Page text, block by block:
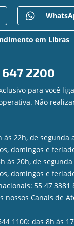
Riscos
em Libras
2200
para você
Não
às 22h, de segunda
domingos e
às 20h, de segunda
domingos e
55 47 3381
nossos Canais de
1100: das 8h às